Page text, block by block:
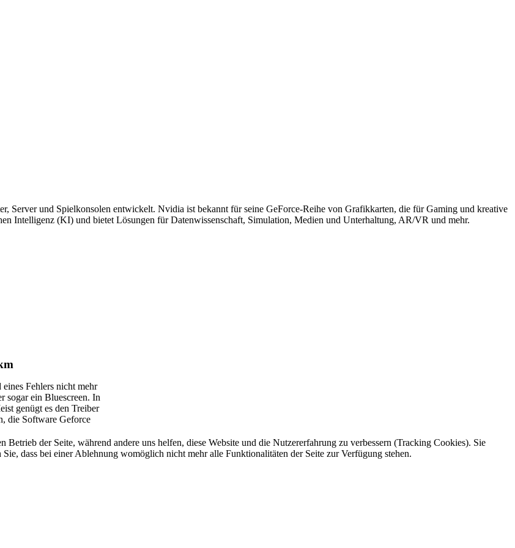
Server und Spielkonsolen entwickelt. Nvidia ist bekannt für seine GeForce-Reihe von Grafikkarten, die für Gaming und kreative
Intelligenz (KI) und bietet Lösungen für Datenwissenschaft, Simulation, Medien und Unterhaltung, AR/VR und mehr.
Fehlers nicht mehr
sogar ein Bluescreen. In
genügt es den Treiber
die Software Geforce
der Seite, während andere uns helfen, diese Website und die Nutzererfahrung zu verbessern (Tracking Cookies). Sie
dass bei einer Ablehnung womöglich nicht mehr alle Funktionalitäten der Seite zur Verfügung stehen.